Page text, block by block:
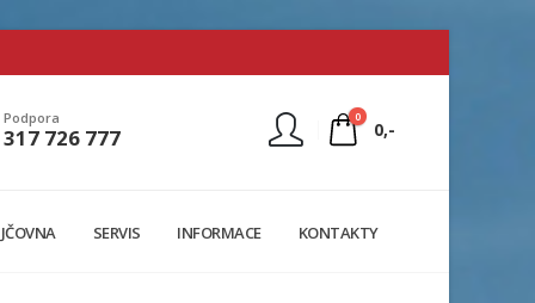
Podpora
317 726 777
0
0,-
Přihlásit
SERVIS INFORMACE KONTAKTY